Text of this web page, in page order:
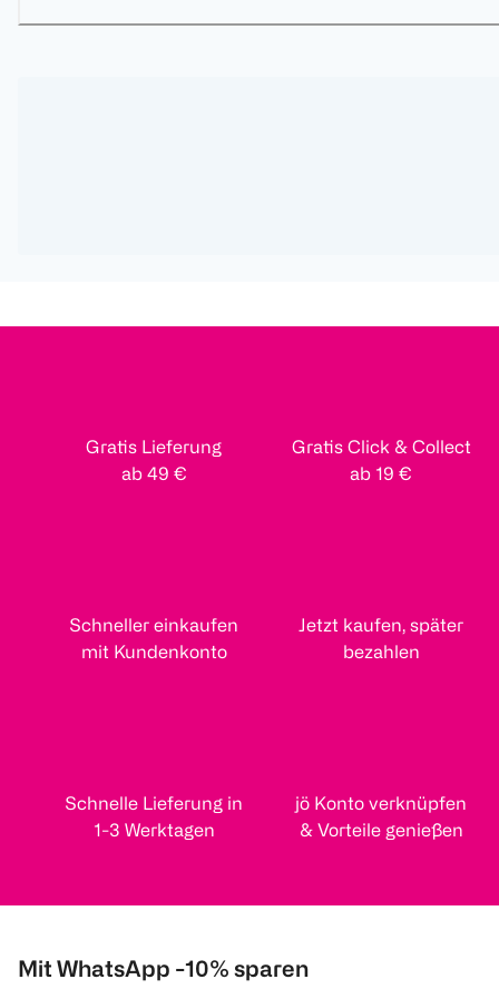
Gratis Lieferung
ab 49 €
Gratis Click & Collect
ab 19 €
Schneller einkaufen
mit Kundenkonto
Jetzt kaufen, später
bezahlen
Schnelle Lieferung in
1-3 Werktagen
jö Konto verknüpfen
& Vorteile genießen
Mit WhatsApp -10% sparen